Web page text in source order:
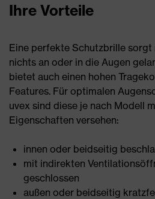
Ihre Vorteile
Eine perfekte Schutzbrille sorgt
nichts an oder in die Augen
bietet auch einen hohen
Features. Für optimalen
uvex sind diese je nach Modell
Eigenschaften versehen:
innen oder beidseitig
mit indirekten
geschlossen
außen oder beidseitig